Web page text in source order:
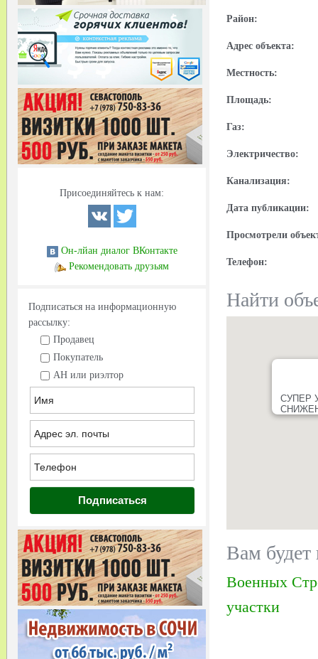
Присоединяйтесь к нам:
Он-лйан диалог ВКонтакте
Рекомендовать друзьям
Подписаться на информационную
рассылку:
Продавец
Покупатель
АН или риэлтор
Район:
Адрес объекта:
Местность:
Площадь:
Газ:
Электричество:
Канализация:
Дата публикации:
Просмотрели
Телефон:
Найти
СУПЕР
Вам будет
Военных
участки